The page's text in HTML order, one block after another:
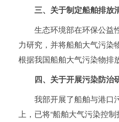
三、关于制定船舶排放
生态环境部在环保公益
力研究，并将船舶大气污染
根据我国船舶大气污染物排
四、关于开展污染防治
我部开展了船舶与港口
上，已将“船舶大气污染控